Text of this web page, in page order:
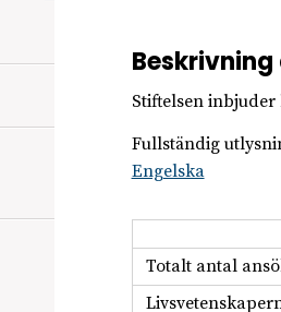
Stiftelsen
Fullständig
Engelska
Totalt antal